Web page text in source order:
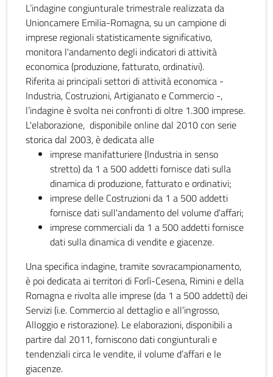
L’indagine congiunturale trimestrale realizzata da
Unioncamere Emilia-Romagna, su un campione di
imprese regionali statisticamente significativo,
monitora l'andamento degli indicatori di attività
economica (produzione, fatturato, ordinativi).
Riferita ai principali settori di attività economica -
Industria, Costruzioni, Artigianato e Commercio -,
l’indagine è svolta nei confronti di oltre 1.300 imprese.
L'elaborazione, disponibile online dal 2010 con serie
storica dal 2003, è dedicata alle
imprese manifatturiere (Industria in senso
stretto) da 1 a 500 addetti fornisce dati sulla
dinamica di produzione, fatturato e ordinativi;
imprese delle Costruzioni da 1 a 500 addetti
fornisce dati sull'andamento del volume d'affari;
imprese commerciali da 1 a 500 addetti fornisce
dati sulla dinamica di vendite e giacenze.
Una specifica indagine, tramite sovracampionamento,
è poi dedicata ai territori di Forlì-Cesena, Rimini e della
Romagna e rivolta alle imprese (da 1 a 500 addetti) dei
Servizi (i.e. Commercio al dettaglio e all’ingrosso,
Alloggio e ristorazione). Le elaborazioni, disponibili a
partire dal 2011, forniscono dati congiunturali e
tendenziali circa le vendite, il volume d’affari e le
giacenze.